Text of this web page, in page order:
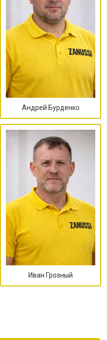
Андрей Бурденко
Иван Грозный